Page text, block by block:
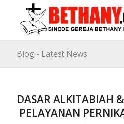
Blog - Latest News
DASAR ALKITABIAH
PELAYANAN